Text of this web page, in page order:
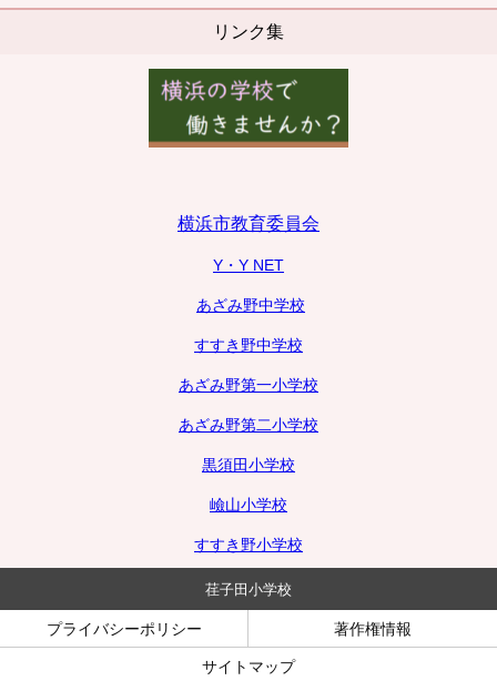
リンク集
横浜市教育委員会
Y・Y NET
あざみ野中学校
すすき野中学校
あざみ野第一小学校
あざみ野第二小学校
黒須田小学校
嶮山小学校
すすき野小学校
荏子田小学校
プライバシーポリシー 著作権情報
サイトマップ